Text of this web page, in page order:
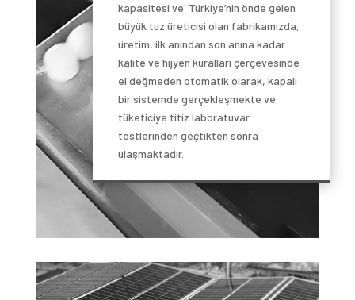
kapasitesi ve Türkiye’nin önde gelen
büyük tuz üreticisi olan fabrikamızda,
üretim, ilk anından son anına kadar
kalite ve hijyen kuralları çerçevesinde
el değmeden otomatik olarak, kapalı
bir sistemde gerçekleşmekte ve
tüketiciye titiz laboratuvar
testlerinden geçtikten sonra
ulaşmaktadır.